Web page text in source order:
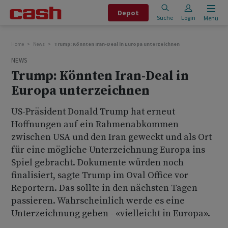
Depot
Suche Login Menu
Home News Trump: Könnten Iran-Deal in Europa unterzeichnen
NEWS
Trump: Könnten Iran-Deal in
Europa unterzeichnen
US-Präsident Donald Trump hat erneut
Hoffnungen auf ein Rahmenabkommen
zwischen USA und den Iran geweckt und als Ort
für eine mögliche Unterzeichnung Europa ins
Spiel gebracht. Dokumente würden noch
finalisiert, sagte Trump im Oval Office vor
Reportern. Das sollte in den nächsten Tagen
passieren. Wahrscheinlich werde es eine
Unterzeichnung geben - «vielleicht in Europa».